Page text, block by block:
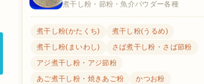
煮干し粉・節粉・魚介パウダー各種
煮干し粉(かたくち)
煮干し粉(うるめ)
煮干し粉(まいわし)
さば煮干し粉・さば節粉
アジ煮干し粉・アジ節粉
あご煮干し粉・焼きあご粉
かつお粉